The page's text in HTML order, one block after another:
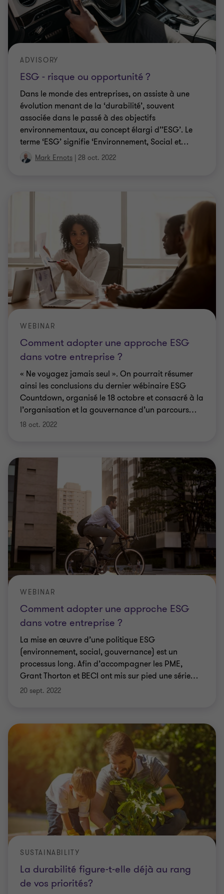
ESG - risque ou opportunité ?
ADVISORY
Dans le monde des entreprises, on assiste à une
évolution menant de la ‘durabilité’, souvent
associée dans le passé à des objectifs
environnementaux, au concept élargi d’’ESG’. Le
terme ‘ESG’ signifie ‘Environnement, Social et…
Mark Ernots | 28 oct. 2022
Comment adopter une approche ESG
dans votre entreprise ?
WEBINAR
« Ne voyagez jamais seul ». On pourrait résumer
ainsi les conclusions du dernier wébinaire ESG
Countdown, organisé le 18 octobre et consacré à la
l’organisation et la gouvernance d’un parcours…
18 oct. 2022
Comment adopter une approche ESG
dans votre entreprise ?
WEBINAR
La mise en œuvre d’une politique ESG
(environnement, social, gouvernance) est un
processus long. Afin d’accompagner les PME,
Grant Thorton et BECI ont mis sur pied une série…
20 sept. 2022
La durabilité figure-t-elle déjà au rang
de vos priorités?
SUSTAINABILITY